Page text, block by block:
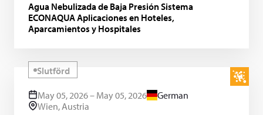
Agua Nebulizada de Baja Presión Sistema
ECONAQUA Aplicaciones en Hoteles,
Aparcamientos y Hospitales
Slutförd
May 05, 2026 – May 05, 2026
German
Wien, Austria